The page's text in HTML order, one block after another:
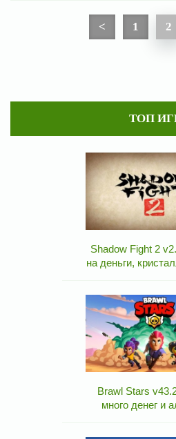
< 1 2
ТОП
Shadow Fight 2
на деньги,
Brawl Stars
много денег и